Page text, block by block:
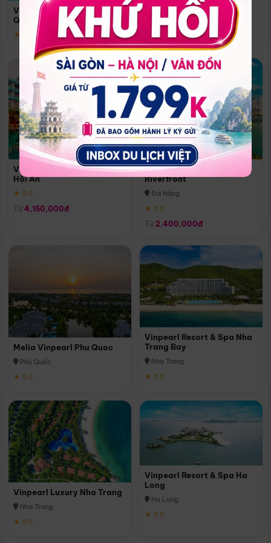
Vinpearl Resort & Spa Phu
Quoc
★ 5.0
Quoc
Phú Quốc
★ 5.0
Vinpearl Resort & Golf Nam
Hội An
★ 5.0
Từ 4,150,000đ
Melia Vinpearl Danang
Riverfront
Đà Nẵng
★ 5.0
Từ 2,400,000đ
Melia Vinpearl Phu Quoc
Phú Quốc
★ 5.0
Vinpearl Resort & Spa Nha
Trang Bay
Nha Trang
★ 5.0
Vinpearl Luxury Nha Trang
Nha Trang
★ 5.0
Vinpearl Resort & Spa Ha
Long
Hạ Long
★ 5.0